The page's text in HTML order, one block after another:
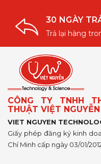
30 NGÀY
Trả lại hàng
CÔNG TY TNHH
THUẬT VIỆT NGUYỄN
VIET NGUYEN
Giấy phép đăng ký kinh
Chí Minh cấp ngày 03/01/